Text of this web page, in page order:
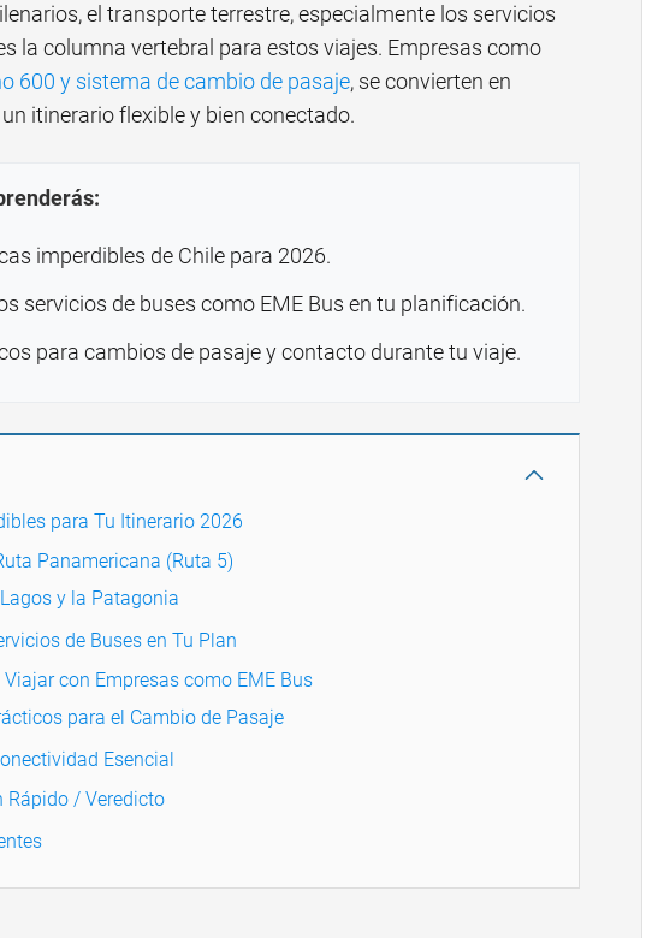
el transporte terrestre, especialmente los servicios
la columna vertebral para estos viajes. Empresas como
600 y sistema de cambio de pasaje, se convierten en
itinerario flexible y bien conectado.
imperdibles de Chile para 2026.
servicios de buses como EME Bus en tu planificación.
para cambios de pasaje y contacto durante tu viaje.
para Tu Itinerario 2026
Panamericana (Ruta 5)
y la Patagonia
de Buses en Tu Plan
con Empresas como EME Bus
para el Cambio de Pasaje
Esencial
Rápido / Veredicto